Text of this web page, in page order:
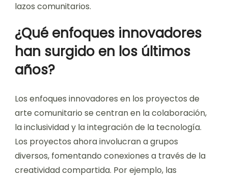
lazos comunitarios.
¿Qué enfoques innovadores
han surgido en los últimos
años?
Los enfoques innovadores en los proyectos de
arte comunitario se centran en la colaboración,
la inclusividad y la integración de la tecnología.
Los proyectos ahora involucran a grupos
diversos, fomentando conexiones a través de la
creatividad compartida. Por ejemplo, las